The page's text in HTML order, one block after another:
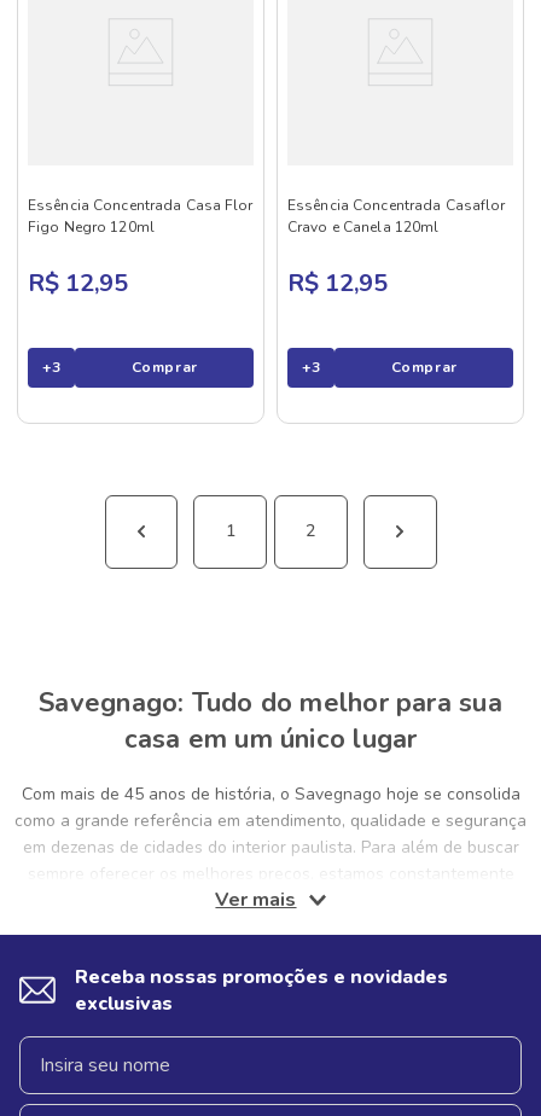
Essência Concentrada Casa Flor
Figo Negro 120ml
R$ 12,95
+3 Comprar
Essência Concentrada Casaflor
Cravo e Canela 120ml
R$ 12,95
+3 Comprar
1 2
Savegnago: Tudo do melhor para sua
casa em um único lugar
Com mais de 45 anos de história, o Savegnago hoje se consolida
como a grande referência em atendimento, qualidade e segurança
em dezenas de cidades do interior paulista. Para além de buscar
sempre oferecer os melhores preços, estamos constantemente
pensando e proporcionando ofertas exclusivas, aliadas a um
casa merece sempre estar abastecida com o melhor. Não só isso,
mas ter produtos de qualidade em casa proporciona bem-estar e
saúde para você, sua família, visitas e pets. E foi com essa noção
e preocupação com você que nos consolidamos como uma
Ver mais
Receba nossas promoções e novidades
exclusivas